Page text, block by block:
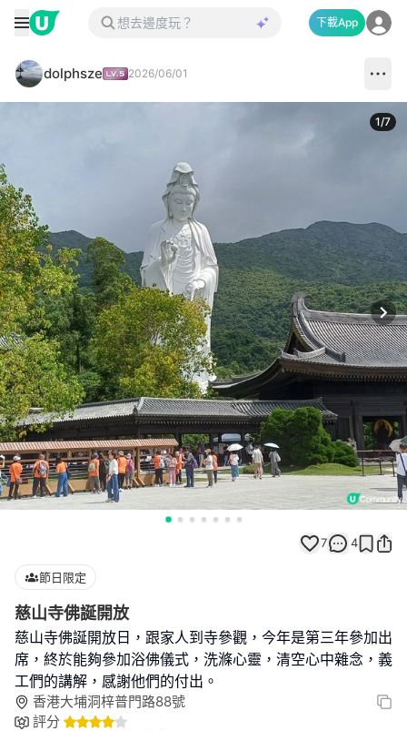
下載App
dolphsze 2026/06/01
1/7
7 4
節日限定
慈山寺佛誕開放
慈山寺佛誕開放日，跟家人到寺參觀，今年是第三年參加出
席，終於能夠參加浴佛儀式，洗滌心靈，清空心中雜念，義
工們的講解，感謝他們的付出。
香港大埔洞梓普門路88號
評分